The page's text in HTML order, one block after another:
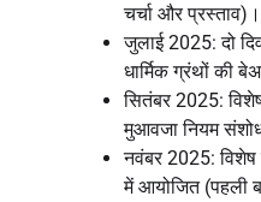
चर्चा और प्रस्ताव)।
जुलाई 2025: दो
धार्मिक ग्रंथों की
सितंबर 2025:
मुआवजा नियम
नवंबर 2025:
में आयोजित (पहली